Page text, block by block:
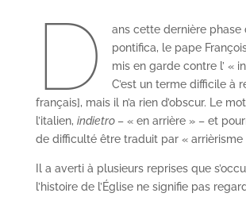
D
ans cette dernière phase
pontifica, le pape
mis en garde contre l’ «
C’est un terme difficile à
français], mais il n’a rien d’obscur. Le
l’italien, indietro – « en arrière » – et
de difficulté être traduit par « arrièrisme
Il a averti à plusieurs reprises que
l’histoire de l’Église ne signifie pas